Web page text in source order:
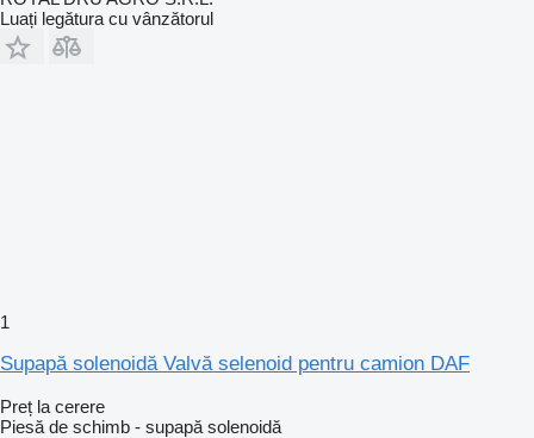
Luați legătura cu vânzătorul
1
Supapă solenoidă Valvă selenoid pentru camion DAF
Preț la cerere
Piesă de schimb - supapă solenoidă